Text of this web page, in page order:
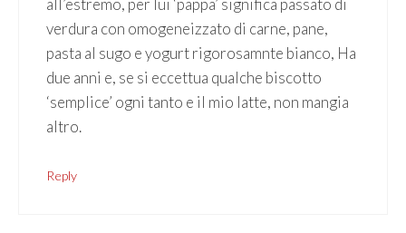
all’estremo, per lui ‘pappa’ significa passato di
verdura con omogeneizzato di carne, pane,
pasta al sugo e yogurt rigorosamnte bianco, Ha
due anni e, se si eccettua qualche biscotto
‘semplice’ ogni tanto e il mio latte, non mangia
altro.
Reply